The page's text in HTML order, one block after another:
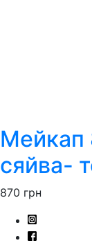
Мейкап
сяйва-
870 грн